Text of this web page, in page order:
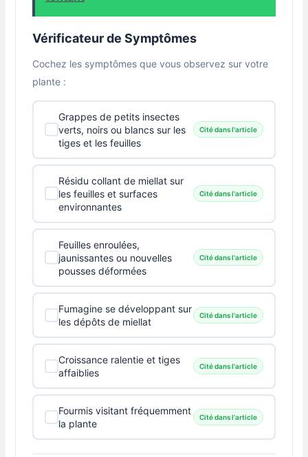
Vérificateur de Symptômes
Cochez les symptômes que vous observez sur votre
plante :
Grappes de petits insectes
verts, noirs ou blancs sur les
tiges et les feuilles
Cité dans l'article
Résidu collant de miellat sur
les feuilles et surfaces
environnantes
Cité dans l'article
Feuilles enroulées,
jaunissantes ou nouvelles
pousses déformées
Cité dans l'article
Fumagine se développant sur
les dépôts de miellat
Cité dans l'article
Croissance ralentie et tiges
affaiblies
Cité dans l'article
Fourmis visitant fréquemment
la plante
Cité dans l'article